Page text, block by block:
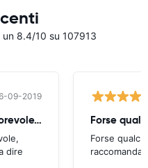
8.4/10 su 107913
09-2019
Prezzo incredibilmente favorevole, facilità d'uso
dire
Forse
Forse